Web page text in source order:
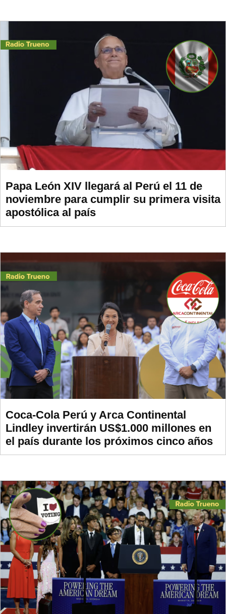
Papa León XIV llegará al Perú el 11 de
noviembre para cumplir su primera visita
apostólica al país
Coca-Cola Perú y Arca Continental
Lindley invertirán US$1.000 millones en
el país durante los próximos cinco años